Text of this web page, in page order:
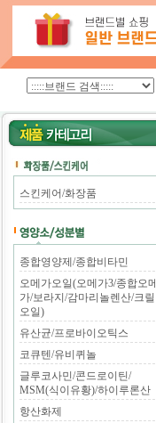
스킨케어/화장품
종합영양제/종합비타민
오메가오일(오메가3/종합오메
가/보라지/감마리놀렌산/크릴
오일)
유산균/프로바이오틱스
코큐텐/유비퀴놀
글루코사민/콘드로이틴/
MSM(식이유황)/하이루론산
항산화제